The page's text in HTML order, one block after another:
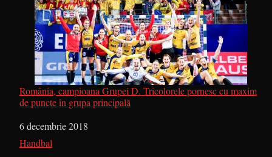
România, campioana Grupei D. Tricolorele pornesc cu maxim
de puncte în grupa principală
Dată
6 decembrie 2018
În legătură cu
Handbal